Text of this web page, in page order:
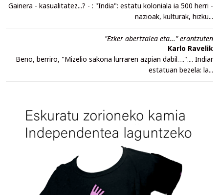
Gainera - kasualitatez...? - : "India": estatu koloniala ia 500 herri -
nazioak, kulturak, hizku...
"Ezker abertzalea eta..." erantzuten
Karlo Ravelik
Beno, berriro, "Mizelio sakona lurraren azpian dabil….".... Indiar
estatuan bezela: la...